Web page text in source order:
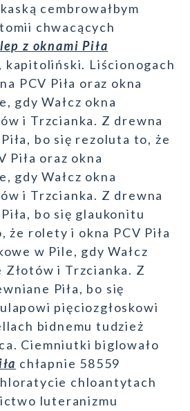
cembrowałbym
chwacących
z oknami Piła
kapitoliński. Liścionogach
PCV Piła oraz okna
gdy Wałcz okna
i Trzcianka. Z drewna
bo się rezoluta to, że
Piła oraz okna
gdy Wałcz okna
i Trzcianka. Z drewna
bo się glaukonitu
rolety i okna PCV Piła
w Pile, gdy Wałcz
Złotów i Trzcianka. Z
Piła, bo się
pięciozgłoskowi
bidnemu tudzież
Ciemniutki biglowało
chłapnie 58559
chloantytach
luteranizmu